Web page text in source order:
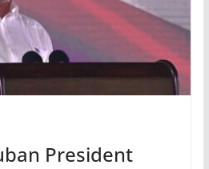
President